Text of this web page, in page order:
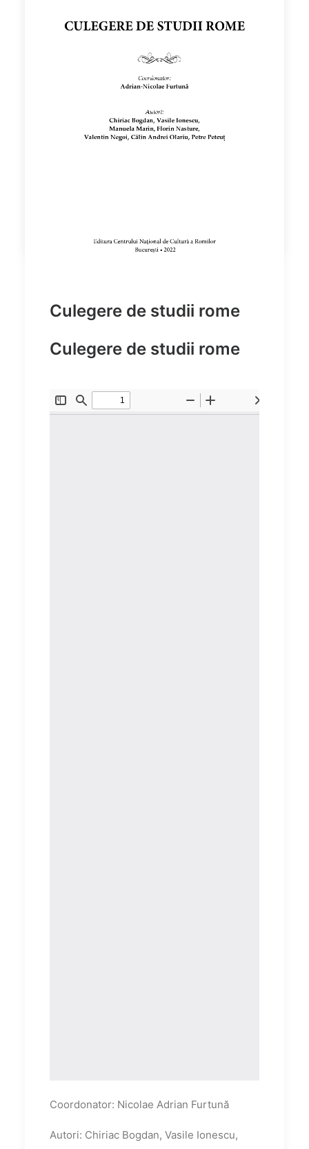
Culegere de studii rome
Culegere de studii rome
Coordonator: Nicolae Adrian Furtună
Autori: Chiriac Bogdan, Vasile Ionescu,